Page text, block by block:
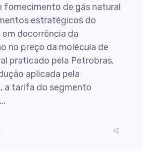
fornecimento de gás natural
estratégicos do
decorrência da
no preço da molécula de
praticado pela Petrobras.
aplicada pela
a tarifa do segmento